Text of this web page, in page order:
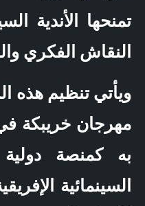
تمنحها الأندية
النقاش الفكري
ويأتي تنظيم هذه
مهرجان خريبكة في
به كمنصة دولية
السينمائية